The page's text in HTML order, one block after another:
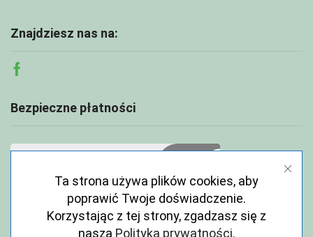
Znajdziesz nas na:
Facebook
Bezpieczne płatności
Ta strona używa plików cookies, aby
poprawić Twoje doświadczenie.
Korzystając z tej strony, zgadzasz się z
naszą Polityka prywatności.